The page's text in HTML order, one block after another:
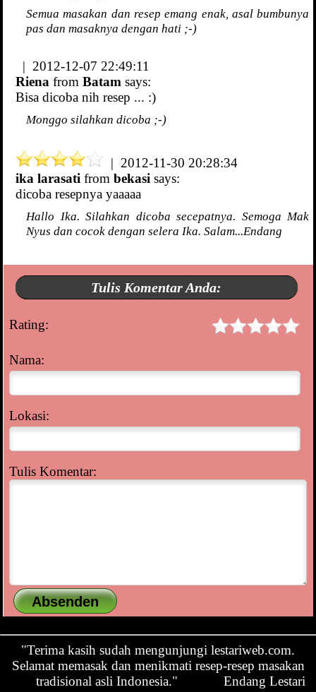
Semua masakan dan resep emang enak, asal bumbunya
pas dan masaknya dengan hati ;-)
| 2012-12-07 22:49:11
Riena from Batam says:
Bisa dicoba nih resep ... :)
Monggo silahkan dicoba ;-)
| 2012-11-30 20:28:34
ika larasati from bekasi says:
dicoba resepnya yaaaaa
Hallo Ika. Silahkan dicoba secepatnya. Semoga Mak
Nyus dan cocok dengan selera Ika. Salam...Endang
Tulis Komentar Anda:
Rating:
Nama:
Lokasi:
Tulis Komentar:
"Terima kasih sudah mengunjungi lestariweb.com.
Selamat memasak dan menikmati resep-resep masakan
tradisional asli Indonesia."
Endang Lestari